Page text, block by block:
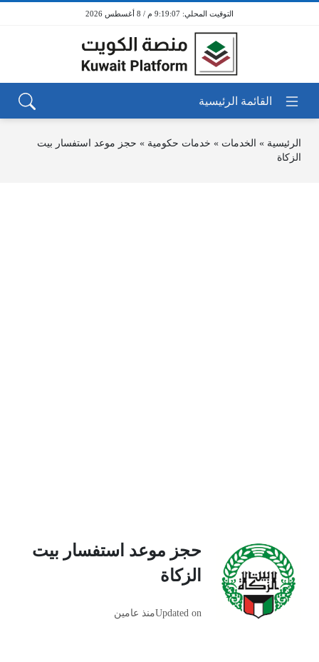
9:19:07 م / 8 أغسطس 2026
الرئيسية » الخدمات » خدمات حكومية » حجز موعد استفسار بيت
الزكاة
حجز موعد استفسار بيت
الزكاة
Updated onمنذ عامين